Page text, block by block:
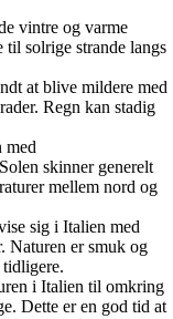
vintre og varme
til solrige strande langs
at blive mildere med
Regn kan stadig
med
skinner generelt
mellem nord og
sig i Italien med
Naturen er smuk og
i Italien til omkring
Dette er en god tid at